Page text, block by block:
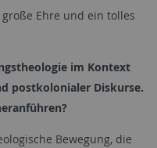
Ehre und ein tolles
im Kontext
postkolonialer Diskurse.
Bewegung, die